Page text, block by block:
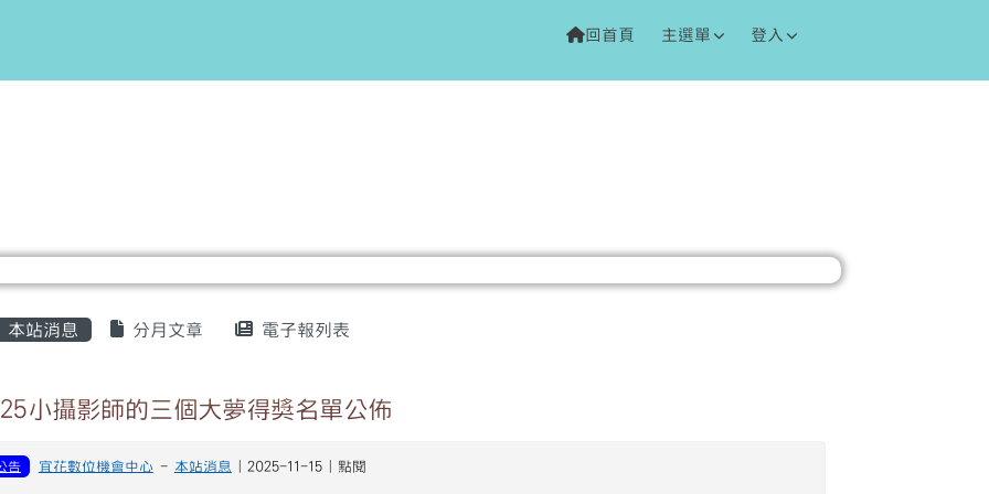
回首頁 主選單 登入
容區域
本站消息 分月文章 電子報列表
小攝影師的三個大夢得獎名單公佈
告 宜花數位機會中心 - 本站消息 | 2025-11-15 | 點閱